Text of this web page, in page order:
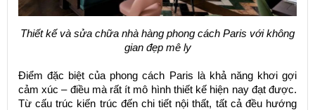
Thiết kế và sửa chữa nhà hàng phong cách Paris với không
gian đẹp mê ly
Điểm đặc biệt của phong cách Paris là khả năng khơi gợi
cảm xúc – điều mà rất ít mô hình thiết kế hiện nay đạt được.
Từ cấu trúc kiến trúc đến chi tiết nội thất, tất cả đều hướng